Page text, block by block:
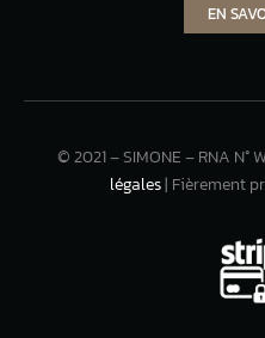
EN
© 2021 – SIMONE – RNA N°
légales| Fièrement